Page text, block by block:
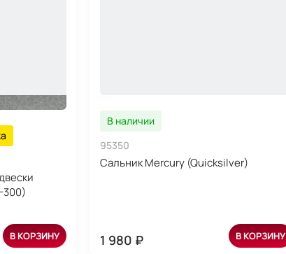
300)
В КОРЗИНУ
В наличии
95350
Сальник Mercury (Quicksilver)
1 980 ₽ В КОРЗИНУ